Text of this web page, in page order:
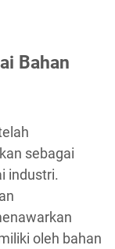
Bahan
sebagai
industri.
oleh bahan